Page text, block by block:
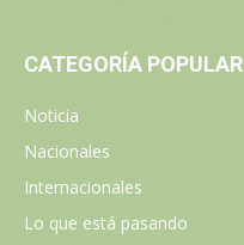
CATEGORÍA POPULAR
Noticia
Nacionales
Internacionales
Lo que está pasando